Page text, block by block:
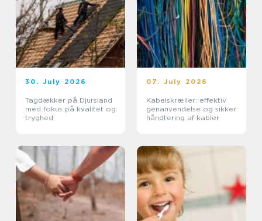
30. July 2026
Tagdækker på Djursland
med fokus på kvalitet og
tryghed
07. July 2026
Kabelskræller: effektiv
genanvendelse og sikker
håndtering af kabler